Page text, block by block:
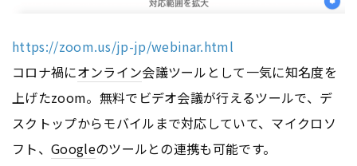
https://zoom.us/jp-jp/webinar.html
コロナ禍にオンライン会議ツールとして一気に知名度を
上げたzoom。無料でビデオ会議が行えるツールで、デ
スクトップからモバイルまで対応していて、マイクロソ
フト、 Googleのツールとの連携も可能です。